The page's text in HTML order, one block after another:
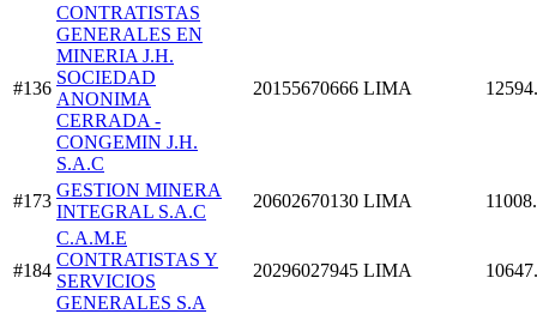
#136
CONTRATISTAS
GENERALES EN
MINERIA J.H.
SOCIEDAD
ANONIMA
CERRADA -
CONGEMIN J.H.
S.A.C
20155670666 LIMA
#173
GESTION MINERA
INTEGRAL S.A.C
20602670130 LIMA
#184
C.A.M.E
CONTRATISTAS Y
SERVICIOS
GENERALES S.A
20296027945 LIMA